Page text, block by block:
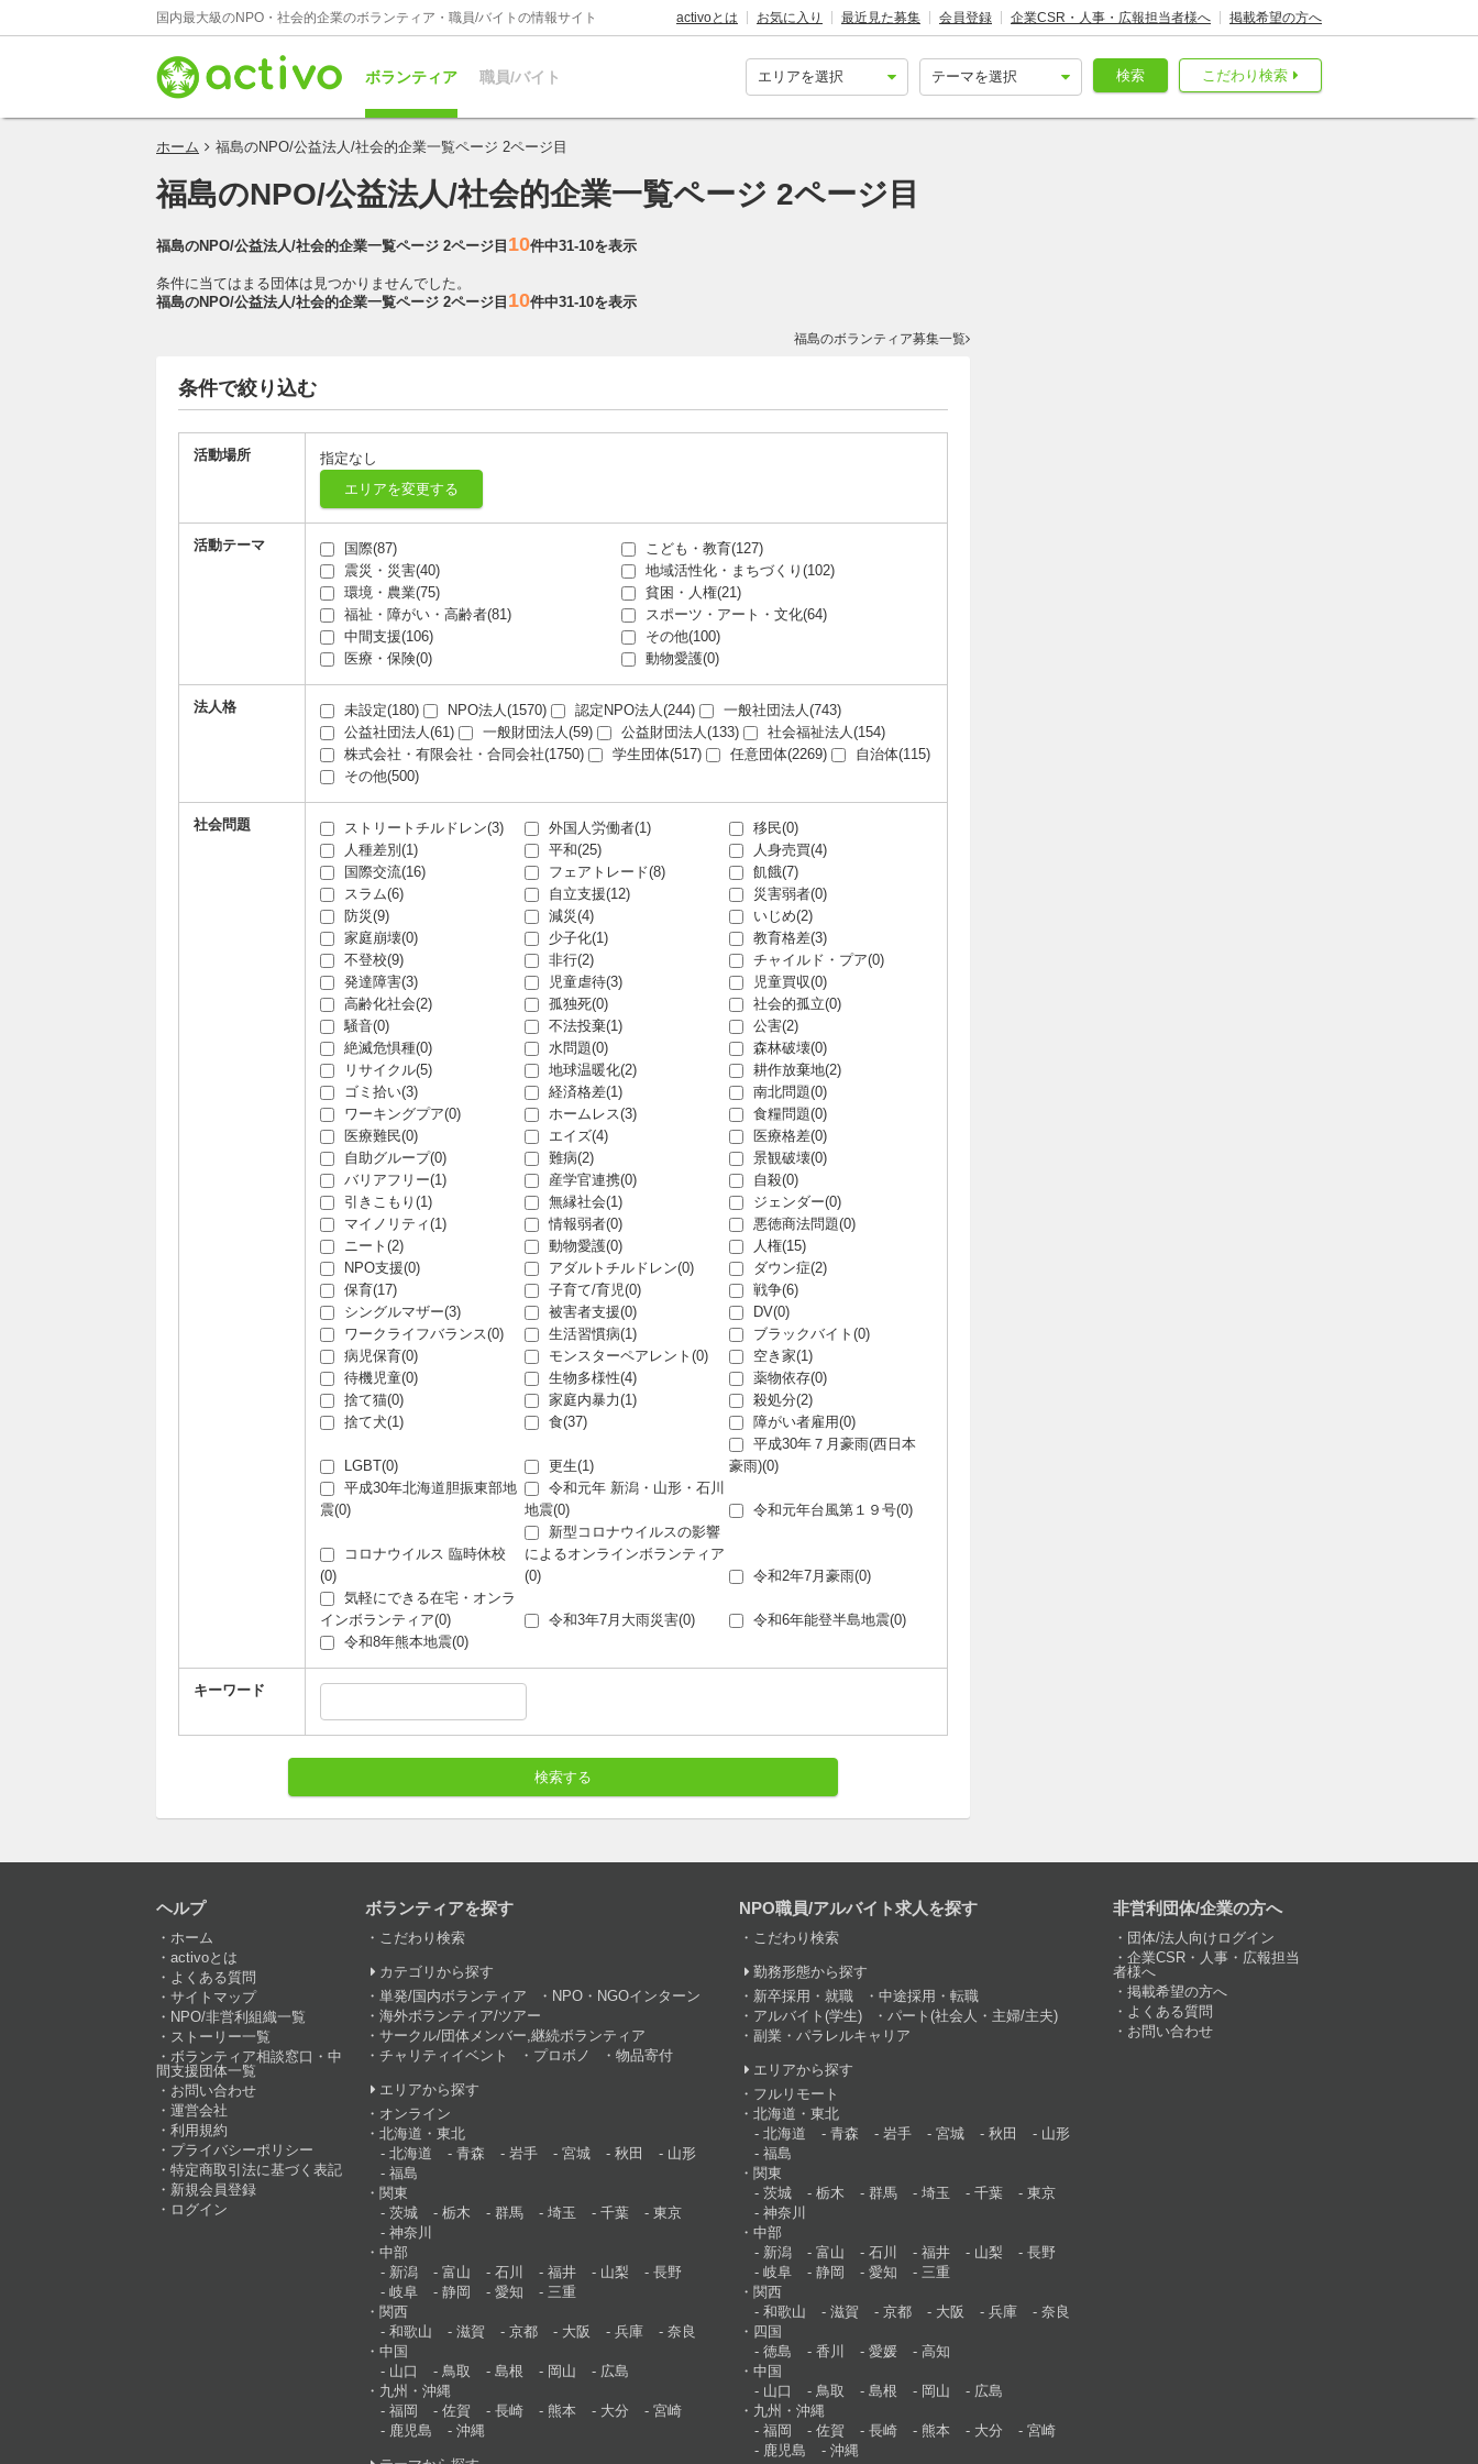
国内最大級のNPO・社会的企業のボランティア・職員/バイトの情報サイト activoとは お気に入り 最近見た募集 会員登録 企業CSR・人事・広報担当者様へ 掲載希望の方へ
ボランティア 職員/バイト こだわり検索
検索
ホーム 福島のNPO/公益法人/社会的企業一覧ページ 2ページ目
福島のNPO/公益法人/社会的企業一覧ページ 2ページ目
福島のNPO/公益法人/社会的企業一覧ページ 2ページ目 10件中31-10を表示
条件に当てはまる団体は見つかりませんでした。
福島のNPO/公益法人/社会的企業一覧ページ 2ページ目 10件中31-10を表示
福島のボランティア募集一覧
条件で絞り込む
活動場所
指定なし
エリアを変更する
活動テーマ 国際(87)
こども・教育(127)
震災・災害(40)
地域活性化・まちづくり(102)
環境・農業(75)
貧困・人権(21)
福祉・障がい・高齢者(81)
スポーツ・アート・文化(64)
中間支援(106)
その他(100)
医療・保険(0)
動物愛護(0)
法人格 未設定(180) NPO法人(1570) 認定NPO法人(244)
一般社団法人(743)
公益社団法人(61)
一般財団法人(59) 公益財団法人(133)
社会福祉法人(154)
株式会社・有限会社・合同会社(1750)
学生団体(517) 任意団体(2269)
自治体(115)
その他(500)
社会問題 ストリートチルドレン(3) 外国人労働者(1)
移民(0)
人種差別(1)
平和(25)
人身売買(4)
国際交流(16)
フェアトレード(8)
飢餓(7)
スラム(6)
自立支援(12)
災害弱者(0)
防災(9)
減災(4)
いじめ(2)
家庭崩壊(0)
少子化(1)
教育格差(3)
不登校(9)
非行(2)
チャイルド・プア(0)
発達障害(3)
児童虐待(3)
児童買収(0)
高齢化社会(2)
孤独死(0)
社会的孤立(0)
騒音(0)
不法投棄(1)
公害(2)
絶滅危惧種(0)
水問題(0)
森林破壊(0)
リサイクル(5)
地球温暖化(2)
耕作放棄地(2)
ゴミ拾い(3)
経済格差(1)
南北問題(0)
ワーキングプア(0)
ホームレス(3)
食糧問題(0)
医療難民(0)
エイズ(4)
医療格差(0)
自助グループ(0)
難病(2)
景観破壊(0)
バリアフリー(1)
産学官連携(0)
自殺(0)
引きこもり(1)
無縁社会(1)
ジェンダー(0)
マイノリティ(1)
情報弱者(0)
悪徳商法問題(0)
ニート(2)
動物愛護(0)
人権(15)
NPO支援(0)
アダルトチルドレン(0)
ダウン症(2)
保育(17)
子育て/育児(0)
戦争(6)
シングルマザー(3)
被害者支援(0)
DV(0)
ワークライフバランス(0)
生活習慣病(1)
ブラックバイト(0)
病児保育(0)
モンスターペアレント(0)
空き家(1)
待機児童(0)
生物多様性(4)
薬物依存(0)
捨て猫(0)
家庭内暴力(1)
殺処分(2)
捨て犬(1)
食(37) 障がい者雇用(0)
LGBT(0) 更生(1)
平成30年７月豪雨(西日本
豪雨)(0)
平成30年北海道胆振東部地
震(0)
令和元年 新潟・山形・石川
地震(0)
令和元年台風第１９号(0)
コロナウイルス 臨時休校
(0)
新型コロナウイルスの影響
によるオンラインボランティア
(0)
令和2年7月豪雨(0)
気軽にできる在宅・オンラ
インボランティア(0)
令和3年7月大雨災害(0)
令和6年能登半島地震(0)
令和8年熊本地震(0)
キーワード
検索する
ヘルプ
ホーム
activoとは
よくある質問
サイトマップ
NPO/非営利組織一覧
ストーリー一覧
ボランティア相談窓口・中
間支援団体一覧
お問い合わせ
運営会社
利用規約
プライバシーポリシー
特定商取引法に基づく表記
新規会員登録
ログイン
ボランティアを探す
こだわり検索
カテゴリから探す
単発/国内ボランティア
NPO・NGOインターン
海外ボランティア/ツアー
サークル/団体メンバー,継続ボランティア
チャリティイベント
プロボノ 物品寄付
エリアから探す
オンライン
北海道・東北
北海道
青森 岩手 宮城 秋田
山形
福島
関東
茨城
栃木 群馬 埼玉 千葉
東京
神奈川
中部
新潟
富山 石川 福井 山梨
長野
岐阜
静岡 愛知
三重
関西
和歌山
滋賀 京都 大阪 兵庫
奈良
中国
山口
鳥取 島根 岡山
広島
九州・沖縄
福岡
佐賀 長崎 熊本 大分
宮崎
鹿児島
沖縄
NPO職員/アルバイト求人を探す
こだわり検索
勤務形態から探す
新卒採用・就職
中途採用・転職
アルバイト(学生)
パート(社会人・主婦/主夫)
副業・パラレルキャリア
エリアから探す
フルリモート
北海道・東北
北海道
青森 岩手 宮城 秋田
山形
福島
関東
茨城
栃木 群馬 埼玉 千葉
東京
神奈川
中部
新潟
富山 石川 福井 山梨
長野
岐阜
静岡 愛知
三重
関西
和歌山
滋賀 京都 大阪 兵庫
奈良
四国
徳島
香川 愛媛
高知
中国
山口
鳥取 島根 岡山
広島
九州・沖縄
福岡
佐賀 長崎 熊本 大分
宮崎
鹿児島
沖縄
非営利団体/企業の方へ
団体/法人向けログイン
企業CSR・人事・広報担当
者様へ
掲載希望の方へ
よくある質問
お問い合わせ